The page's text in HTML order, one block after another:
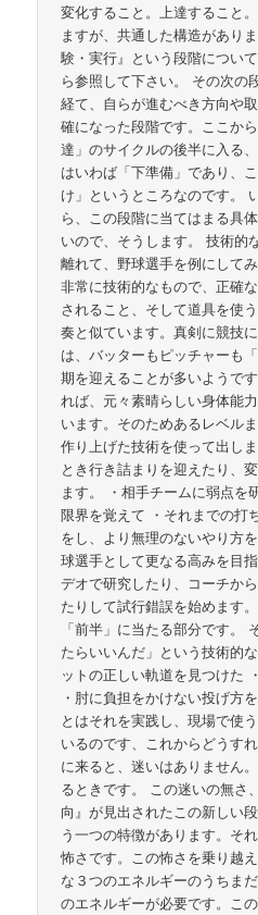
変化すること。上達すること
ますが、共通した構造があり
験・実行』という段階につい
ら参照して下さい。 その次の
経て、自らが進むべき方向や
確になった段階です。ここか
達」のサイクルの後半に入る
はいわば「下準備」であり、
け」というところなのです。
ら、この段階に当てはまる具
いので、そうします。 技術的
離れて、野球選手を例にして
非常に技術的なもので、正確
されること、そして道具を使
奏と似ています。真剣に競技
は、バッターもピッチャーも
期を迎えることが多いようで
れば、元々素晴らしい身体能
います。そのためあるレベル
作り上げた技術を使って出し
とき行き詰まりを迎えたり、
ます。 ・相手チームに弱点を
限界を覚えて ・それまでの打
をし、より無理のないやり方
球選手として更なる高みを目
デオで研究したり、コーチか
たりして試行錯誤を始めます
「前半」に当たる部分です。
たらいいんだ」という技術的
ットの正しい軌道を見つけた
・肘に負担をかけない投げ方
とはそれを実践し、現場で使
いるのです、これからどうす
に来ると、迷いはありません
るときです。 この迷いの無さ
向』が見出されたこの新しい
う一つの特徴があります。そ
怖さです。この怖さを乗り越
な３つのエネルギーのうちま
のエネルギーが必要です。こ